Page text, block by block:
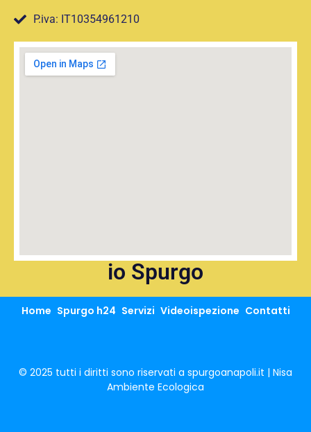
P.iva: IT10354961210
io Spurgo
Home Spurgo h24 Servizi Videoispezione Contatti
© 2025 tutti i diritti sono riservati a spurgoanapoli.it | Nisa
Ambiente Ecologica